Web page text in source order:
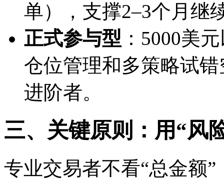
单），支撑2–3个月继
正式参与型 ：5000美
仓位管理和多策略试
进阶者。
三、关键原则：用“风
专业交易者不看“总金额